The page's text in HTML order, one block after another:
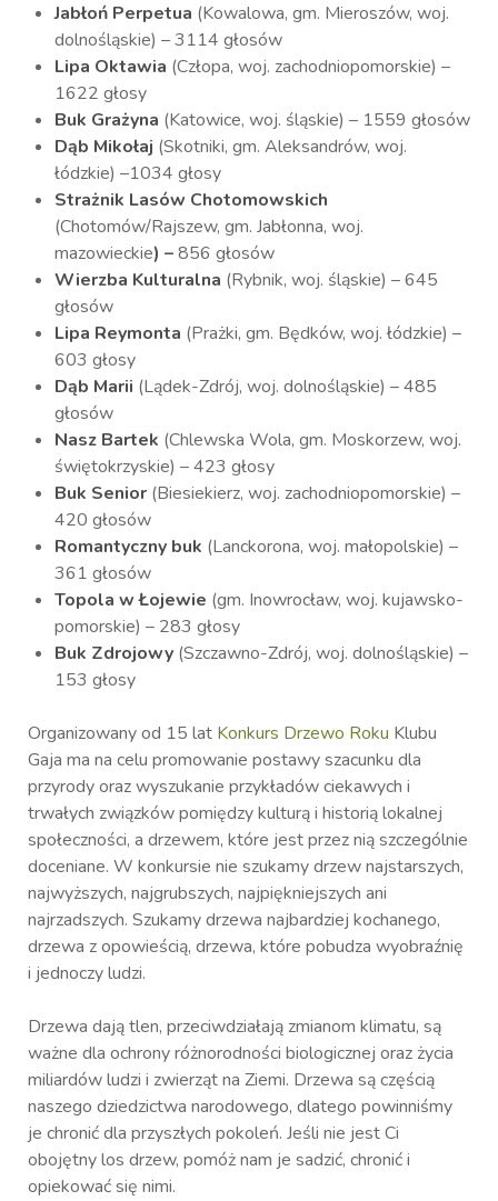
Jabłoń Perpetua (Kowalowa, gm. Mieroszów, woj.
dolnośląskie) – 3114 głosów
Lipa Oktawia (Człopa, woj. zachodniopomorskie) –
1622 głosy
Buk Grażyna (Katowice, woj. śląskie) – 1559 głosów
Dąb Mikołaj (Skotniki, gm. Aleksandrów, woj.
łódzkie) –1034 głosy
Strażnik Lasów Chotomowskich
(Chotomów/Rajszew, gm. Jabłonna, woj.
mazowieckie) –856 głosów
Wierzba Kulturalna (Rybnik, woj. śląskie) – 645
głosów
Lipa Reymonta (Prażki, gm. Będków, woj. łódzkie) –
603 głosy
Dąb Marii (Lądek-Zdrój, woj. dolnośląskie) – 485
głosów
Nasz Bartek (Chlewska Wola, gm. Moskorzew, woj.
świętokrzyskie) – 423 głosy
Buk Senior (Biesiekierz, woj. zachodniopomorskie) –
420 głosów
Romantyczny buk (Lanckorona, woj. małopolskie) –
361 głosów
Topola w Łojewie (gm. Inowrocław, woj. kujawsko-
pomorskie) – 283 głosy
Buk Zdrojowy (Szczawno-Zdrój, woj. dolnośląskie) –
153 głosy
Organizowany od 15 lat Konkurs Drzewo Roku Klubu
Gaja ma na celu promowanie postawy szacunku dla
przyrody oraz wyszukanie przykładów ciekawych i
trwałych związków pomiędzy kulturą i historią lokalnej
społeczności, a drzewem, które jest przez nią szczególnie
doceniane. W konkursie nie szukamy drzew najstarszych,
najwyższych, najgrubszych, najpiękniejszych ani
najrzadszych. Szukamy drzewa najbardziej kochanego,
drzewa z opowieścią, drzewa, które pobudza wyobraźnię
i jednoczy ludzi.
Drzewa dają tlen, przeciwdziałają zmianom klimatu, są
ważne dla ochrony różnorodności biologicznej oraz życia
miliardów ludzi i zwierząt na Ziemi. Drzewa są częścią
naszego dziedzictwa narodowego, dlatego powinniśmy
je chronić dla przyszłych pokoleń. Jeśli nie jest Ci
obojętny los drzew, pomóż nam je sadzić, chronić i
opiekować się nimi.